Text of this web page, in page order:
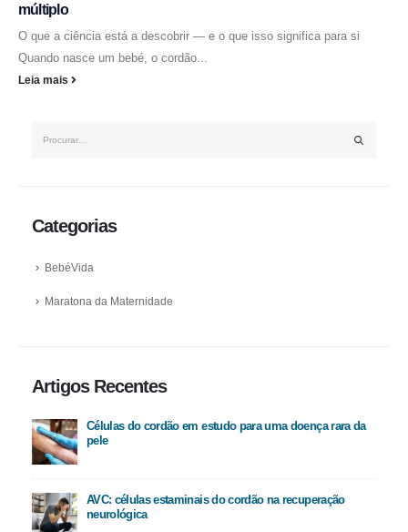
múltiplo
O que a ciência está a descobrir — e o que isso significa para si
Quando nasce um bebé, o cordão...
Leia mais
Categorias
BebéVida
Maratona da Maternidade
Artigos Recentes
Células do cordão em estudo para uma doença rara da
pele
AVC: células estaminais do cordão na recuperação
neurológica